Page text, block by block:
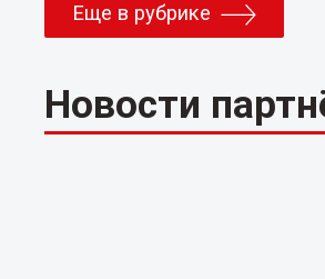
Еще в рубрике
Новости